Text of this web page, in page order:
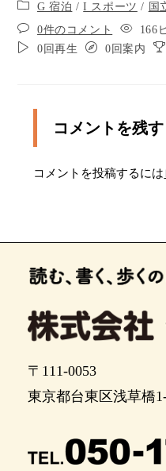
します。 ７ 1.4キ
響信号を渡り左折
地です。
ます。（押しボタン
乗り場
ポイント5
バス停を過ぎ道幅4
の方向に右折し５
入ります。
ポイント9
G 宿泊 /I スポーツ / 国
0件のコメント
166
0回再生
0回案内
コメントを残す
コメントを投稿するには
〒111-0053
東京都台東区浅草橋